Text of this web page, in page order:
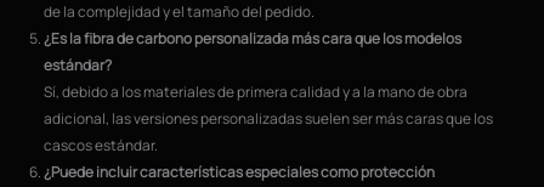
de la complejidad y el tamaño del pedido.
¿Es la fibra de carbono personalizada más cara que los modelos
estándar?
Sí, debido a los materiales de primera calidad y a la mano de obra
adicional, las versiones personalizadas suelen ser más caras que los
cascos estándar.
¿Puede incluir características especiales como protección